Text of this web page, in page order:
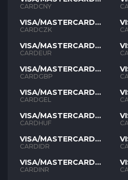
CNY
CARDCNY
VISA/MASTERCARD
CZK
CARDCZK
VISA/MASTERCARD
EUR
CARDEUR
VISA/MASTERCARD
GBP
CARDGBP
VISA/MASTERCARD
GEL
CARDGEL
VISA/MASTERCARD
HUF
CARDHUF
VISA/MASTERCARD
IDR
CARDIDR
VISA/MASTERCARD
INR
CARDINR